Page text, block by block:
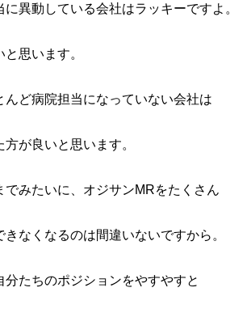
に異動している会社はラッキーですよ。
思います。
んど病院担当になっていない会社は
が良いと思います。
でみたいに、オジサンMRをたくさん
なくなるのは間違いないですから。
分たちのポジションをやすやすと